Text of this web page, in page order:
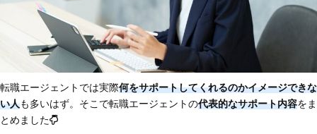
転職エージェントでは実際何をサポートしてくれるのかイメージできな
い人も多いはず。そこで転職エージェントの代表的なサポート内容をま
とめました